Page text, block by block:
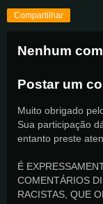
Compartilhar
Nenhum
Postar um
Muito obrigado
Sua participação
entanto preste
É
COMENTÁRIOS
RACISTAS, QUE